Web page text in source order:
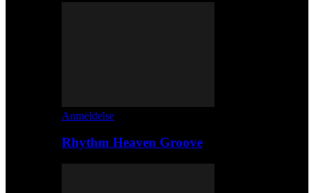
Anmeldelse
Rhythm Heaven Groove